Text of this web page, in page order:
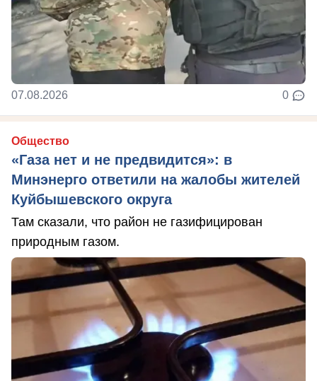
07.08.2026 0
Общество
«Газа нет и не предвидится»: в
Минэнерго ответили на жалобы жителей
Куйбышевского округа
Там сказали, что район не газифицирован
природным газом.